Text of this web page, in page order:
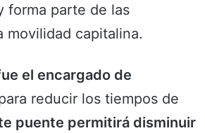
forma parte de las
movilidad capitalina.
el encargado de
reducir los tiempos de
puente permitirá disminuir